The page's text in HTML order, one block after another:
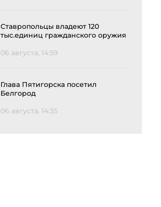
Ставропольцы владеют 120
тыс.единиц гражданского оружия
06 августа, 14:59
Глава Пятигорска посетил
Белгород
06 августа, 14:35